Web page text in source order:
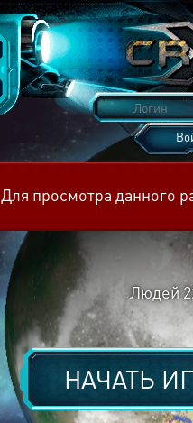
Для просмотра данного
Людей
НАЧАТЬ